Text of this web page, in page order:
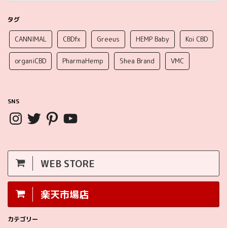
タグ
CANNIMAL CBDfx Greeus HEMP Baby Koi CBD
organiCBD PharmaHemp Shea Brand VMC
SNS
WEB STORE
楽天市場店
カテゴリー